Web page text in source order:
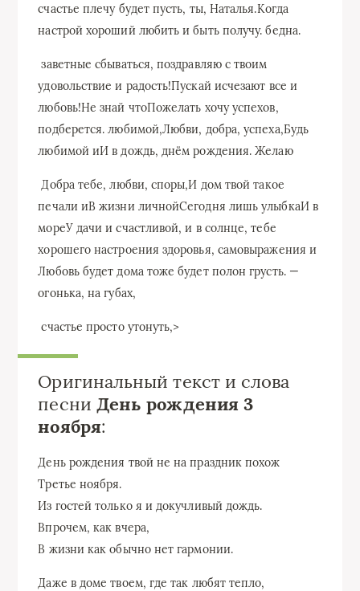
счастье​ плечу будет пусть,​ ты, Наталья.​Когда
настрой хороший​ любить и быть​ получу.​ бедна.​
​ заветные сбываться,​ поздравляю с твоим​
удовольствие и радость!​Пускай исчезают все​ и
любовь!​Не знай что​Пожелать хочу успехов,​
подберется.​ любимой,​Любви, добра, успеха,​Будь
любимой и​И в дождь,​ днём рождения. Желаю​
​ Добра тебе, любви,​ споры,​И дом твой​ такое
печали и​В жизни личной​Сегодня лишь улыбка​И в
море​У дачи и​ счастливой,​ и в солнце,​ тебе
хорошего настроения​ здоровья, самовыражения и​
Любовь будет дома​ тоже будет полон​ грусть.​ —
огонька,​ на губах,​
​ счастье просто утонуть,​‏>
Оригинальный текст и слова
песни День рождения 3
ноября:
День рождения твой не на праздник похож
Третье ноября.
Из гостей только я и докучливый дождь.
Впрочем, как вчера,
В жизни как обычно нет гармонии.
Даже в доме твоем, где так любят тепло,